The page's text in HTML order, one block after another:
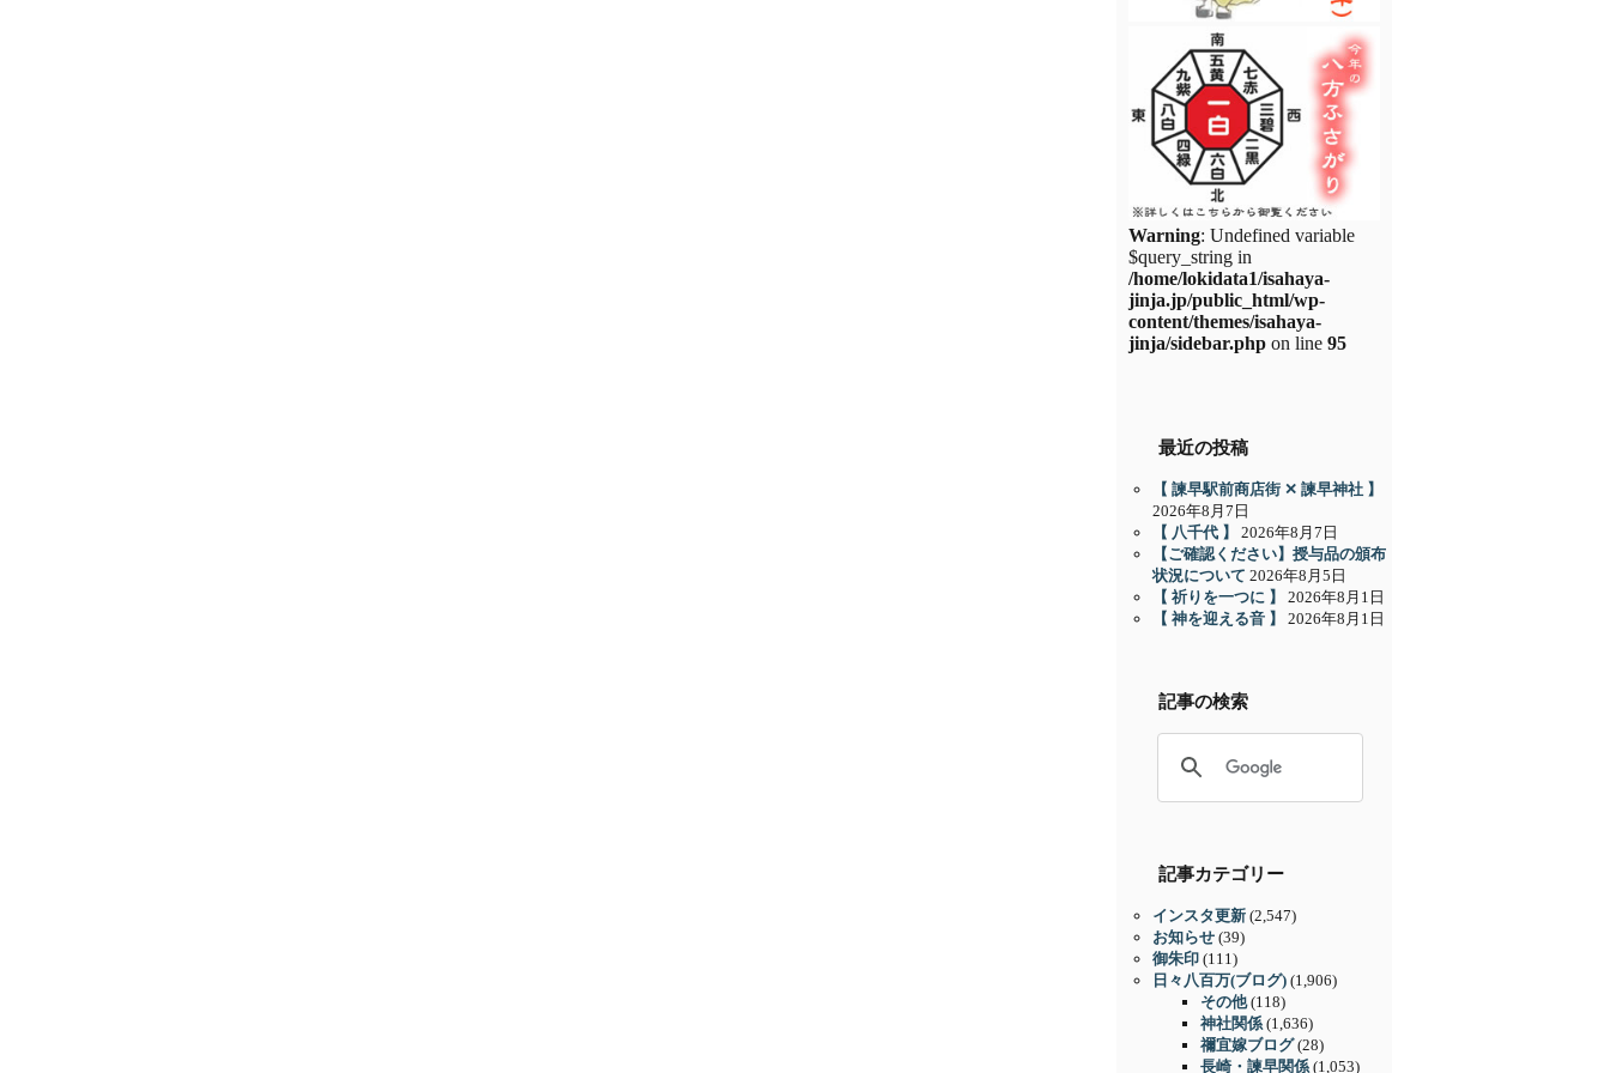
Warning: Undefined variable
$query_string in
/home/lokidata1/isahaya-
jinja.jp/public_html/wp-
content/themes/isahaya-
jinja/sidebar.php on line 95
最近の投稿
【 諫早駅前商店街 ✕ 諫早神社 】
2026年8月7日
【 八千代 】
2026年8月7日
【ご確認ください】授与品の頒布
状況について 2026年8月5日
【 祈りを一つに 】
2026年8月1日
【 神を迎える音 】
2026年8月1日
記事の検索
記事カテゴリー
インスタ更新 (2,547)
お知らせ (39)
御朱印 (111)
日々八百万(ブログ) (1,906)
その他(118)
神社関係 (1,636)
禰宜嫁ブログ(28)
長崎・諫早関係 (1,053)